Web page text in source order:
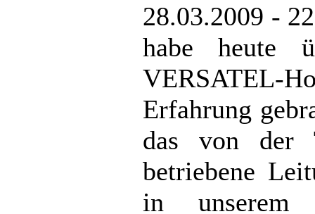
28.03.2009 -
habe heute
VERSATEL-
Erfahrung
das von der
betriebene
in unserem